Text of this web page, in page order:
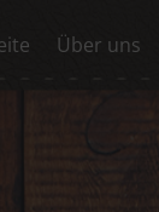
Über uns